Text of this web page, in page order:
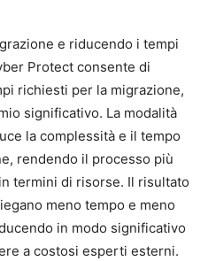
e riducendo i tempi
Protect consente di
richiesti per la migrazione,
significativo. La modalità
la complessità e il tempo
rendendo il processo più
termini di risorse. Il risultato
meno tempo e meno
in modo significativo
a costosi esperti esterni.